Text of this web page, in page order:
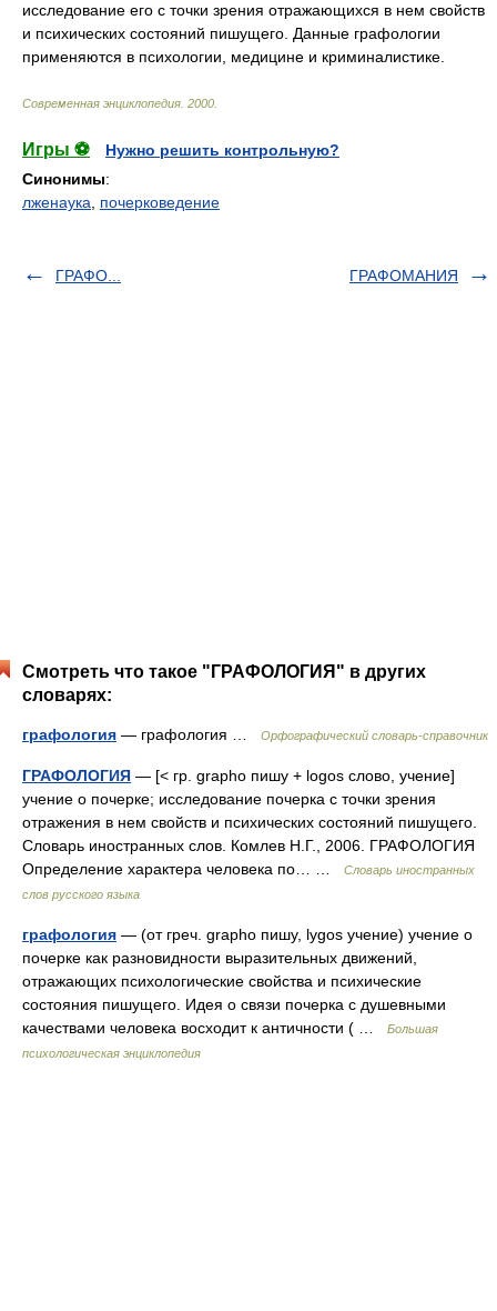
исследование его с точки зрения отражающихся в нем свойств
и психических состояний пишущего. Данные графологии
применяются в психологии, медицине и криминалистике.
Современная энциклопедия 2000
Игры ⚽
Нужно решить контрольную?
Синонимы:
лженаука
почерковедение
ГРАФО... ГРАФОМАНИЯ
Смотреть что такое "ГРАФОЛОГИЯ" в других
словарях:
графология — графология … Орфографический словарь-справочник
ГРАФОЛОГИЯ — [< гр. grapho пишу + logos слово, учение]
учение о почерке; исследование почерка с точки зрения
отражения в нем свойств и психических состояний пишущего.
Словарь иностранных слов. Комлев Н.Г., 2006. ГРАФОЛОГИЯ
Определение характера человека по… …
Словарь иностранных
слов русского языка
графология — (от греч. grapho пишу, lуgos учение) учение о
почерке как разновидности выразительных движений,
отражающих психологические свойства и психические
состояния пишущего. Идея о связи почерка с душевными
качествами человека восходит к античности ( …
Большая
психологическая энциклопедия